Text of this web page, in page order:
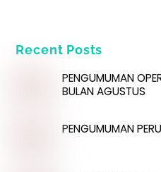
Recent Posts
PENGUMUMAN
BULAN AGUSTUS
PENGUMUMAN